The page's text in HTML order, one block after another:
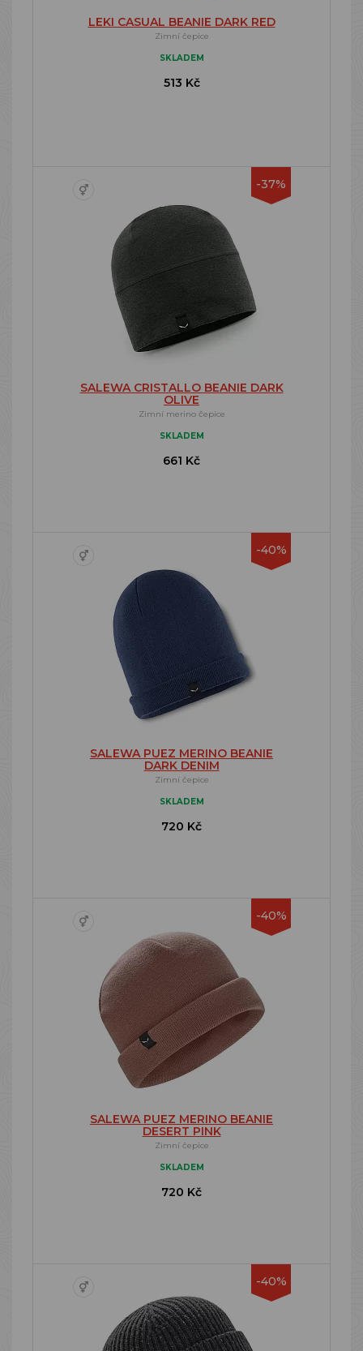
LEKI CASUAL BEANIE DARK RED
Zimní čepice
SKLADEM
513 Kč
-37%
SALEWA CRISTALLO BEANIE DARK
OLIVE
Zimní merino čepice
SKLADEM
661 Kč
-40%
SALEWA PUEZ MERINO BEANIE
DARK DENIM
Zimní čepice
SKLADEM
720 Kč
-40%
SALEWA PUEZ MERINO BEANIE
DESERT PINK
Zimní čepice
SKLADEM
720 Kč
-40%